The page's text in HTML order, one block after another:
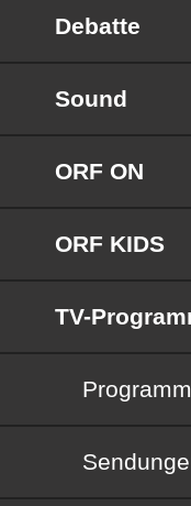
Debatte
Sound
ORF ON
ORF KIDS
TV-
Programm